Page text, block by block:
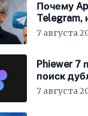
Почему
Telegram,
X
7 августа
Phiewer 7
поиск
7 августа